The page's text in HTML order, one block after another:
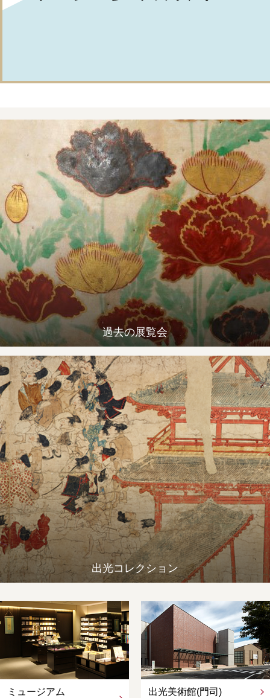
過去の展覧会
出光コレクション
ミュージアム
出光美術館(門司)